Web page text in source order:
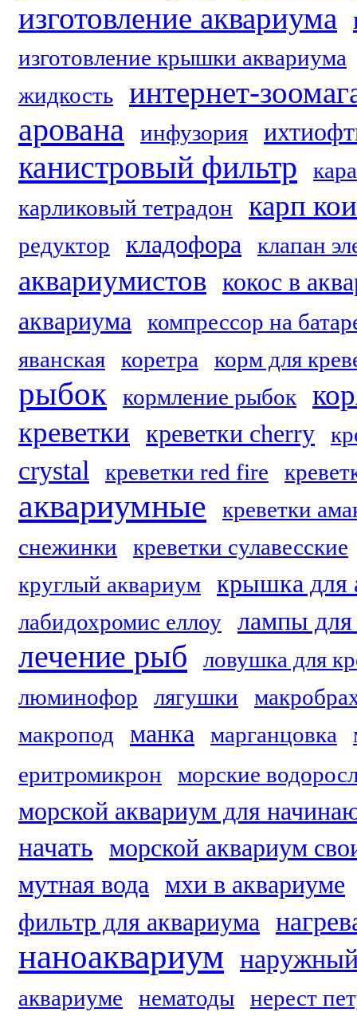
изготовление аквариума
изготовление крышки аквариума
жидкость
интернет-
арована инфузория
канистровый фильтр
карликовый тетрадон
карп кои
редуктор кладофора клапан
аквариумистов кокос в
аквариума
компрессор на
яванская
коретра корм для
рыбок кормление рыбок
креветки креветки cherry
crystal креветки red fire
аквариумные
креветки
снежинки
креветки сулавесские
круглый аквариум
крышка для
лабидохромис еллоу лампы для
лечение рыб
ловушка для
люминофор
лягушки
макропод
манка марганцовка
еритромикрон
морские
морской аквариум для
начать морской аквариум
мутная вода мхи в аквариуме
фильтр для аквариума
наноаквариум
аквариуме нематоды
нерест